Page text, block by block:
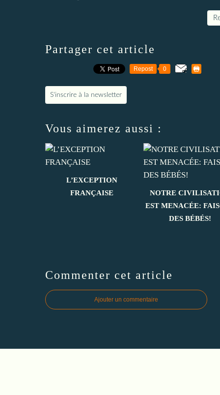
Partager cet article
Repost 0
S'inscrire à la newsletter
Vous aimerez aussi :
L’EXCEPTION
FRANÇAISE
NOTRE
EST MENACÉE:
DES BÉBÉS!
Commenter cet article
Ajouter un commentaire